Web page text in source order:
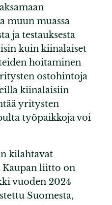
muun muassa
ja testauksesta
kuin kiinalaiset
hoitaminen
ostohintoja
kiinalaisiin
yritysten
työpaikkoja voi
kilahtavat
Kaupan liitto on
vuoden 2024
Suomesta,